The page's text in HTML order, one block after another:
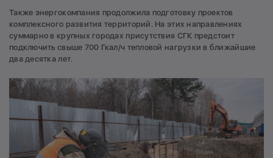
Также энергокомпания продолжила подготовку проектов
комплексного развития территорий. На этих направлениях
суммарно в крупных городах присутствия СГК предстоит
подключить свыше 700 Гкал/ч тепловой нагрузки в ближайшие
два десятка лет.